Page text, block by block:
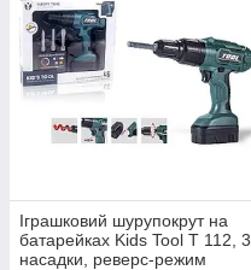
Іграшковий шурупокрут на
батарейках Kids Tool T 112, 3
насадки, реверс-режим